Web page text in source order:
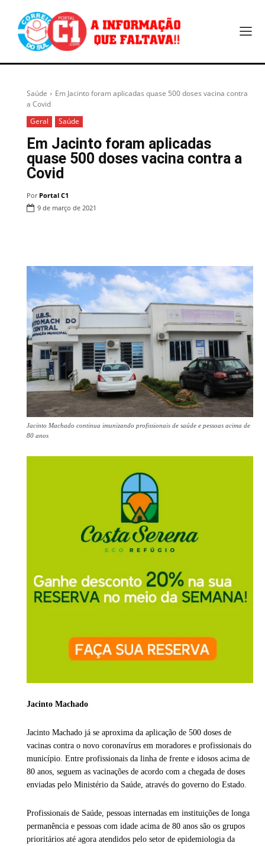
Saúde
Em Jacinto foram aplicadas quase 500 doses vacina contra
a Covid
Geral
Saúde
Em Jacinto foram aplicadas
quase 500 doses vacina contra a
Covid
Por Portal C1
9 de março de 2021
Jacinto Machado continua imunizando profissionais de saúde e pessoas acima de
80 anos
Jacinto Machado
Jacinto Machado já se aproxima da aplicação de 500 doses de
vacinas contra o novo coronavírus em moradores e profissionais do
município. Entre profissionais da linha de frente e idosos acima de
80 anos, seguem as vacinações de acordo com a chegada de doses
enviadas pelo Ministério da Saúde, através do governo do Estado.
Profissionais de Saúde, pessoas internadas em instituições de longa
permanência e pessoas com idade acima de 80 anos são os grupos
prioritários até agora atendidos pelo setor de epidemiologia da